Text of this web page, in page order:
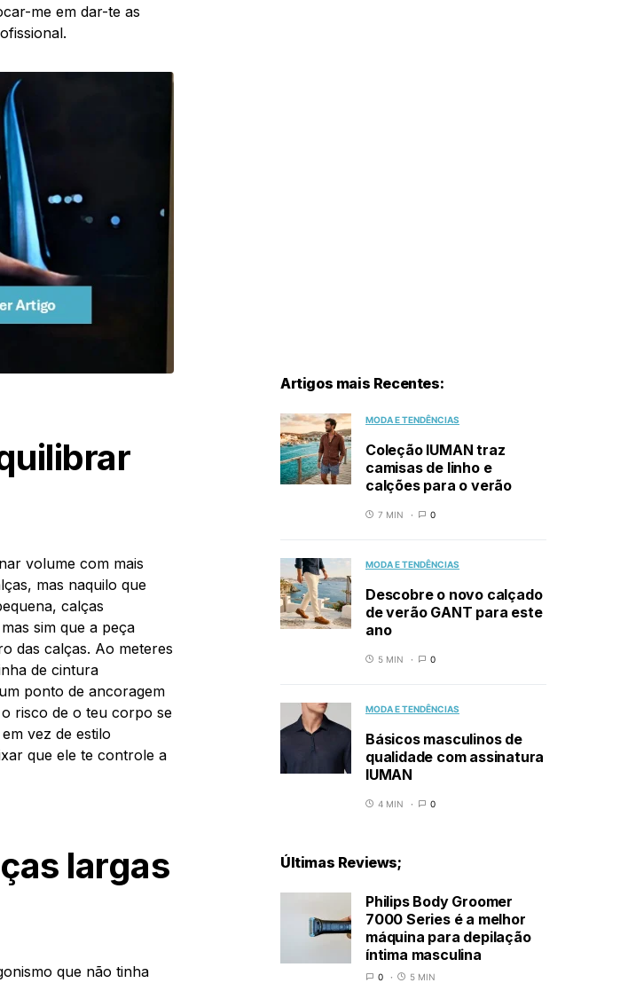
me em dar-te as
volume com mais
mas naquilo que
calças
sim que a peça
das calças. Ao meteres
de cintura
ponto de ancoragem
risco de o teu corpo se
vez de estilo
que ele te controle a
largas
que não tinha
Artigos mais Recentes:
MODA E TENDÊNCIAS
Coleção IUMAN traz
camisas de linho e
calções para o verão
7 MIN 0
MODA E TENDÊNCIAS
Descobre o novo calçado
de verão GANT para este
ano
5 MIN 0
MODA E TENDÊNCIAS
Básicos masculinos de
qualidade com assinatura
IUMAN
4 MIN 0
Últimas Reviews;
Philips Body Groomer
7000 Series é a melhor
máquina para depilação
íntima masculina
0 5 MIN